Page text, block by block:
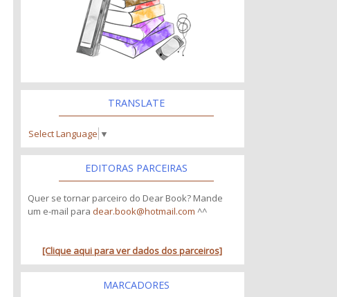
TRANSLATE
Select Language ▼
EDITORAS PARCEIRAS
Quer se tornar parceiro do Dear Book? Mande
um e-mail para dear.book@hotmail.com ^^
[Clique aqui para ver dados dos parceiros]
MARCADORES